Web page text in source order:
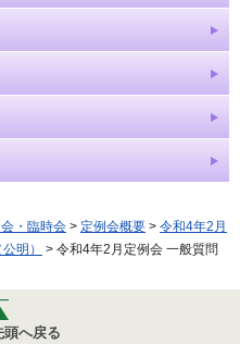
・臨時会 > 定例会概要 > 令和4年2月
明）
> 令和4年2月定例会 一般質問
頭へ戻る